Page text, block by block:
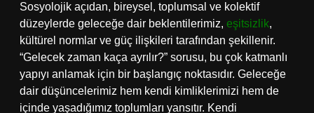
Sosyolojik açıdan, bireysel, toplumsal ve kolektif
düzeylerde geleceğe dair beklentilerimiz, eşitsizlik,
kültürel normlar ve güç ilişkileri tarafından şekillenir.
“Gelecek zaman kaça ayrılır?” sorusu, bu çok katmanlı
yapıyı anlamak için bir başlangıç noktasıdır. Geleceğe
dair düşüncelerimiz hem kendi kimliklerimizi hem de
içinde yaşadığımız toplumları yansıtır. Kendi